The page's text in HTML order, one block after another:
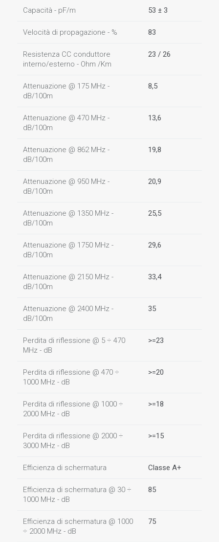
Capacità - pF/m 53 ± 3
Velocità di propagazione - % 83
Resistenza CC conduttore
interno/esterno - Ohm /Km
23 / 26
Attenuazione @ 175 MHz -
dB/100m
8,5
Attenuazione @ 470 MHz -
dB/100m
13,6
Attenuazione @ 862 MHz -
dB/100m
19,8
Attenuazione @ 950 MHz -
dB/100m
20,9
Attenuazione @ 1350 MHz -
dB/100m
25,5
Attenuazione @ 1750 MHz -
dB/100m
29,6
Attenuazione @ 2150 MHz -
dB/100m
33,4
Attenuazione @ 2400 MHz -
dB/100m
35
Perdita di riflessione @ 5 ÷ 470
MHz - dB
>=23
Perdita di riflessione @ 470 ÷
1000 MHz - dB
>=20
Perdita di riflessione @ 1000 ÷
2000 MHz - dB
>=18
Perdita di riflessione @ 2000 ÷
3000 MHz - dB
>=15
Efficienza di schermatura Classe A+
Efficienza di schermatura @ 30 ÷
1000 MHz - dB
85
Efficienza di schermatura @ 1000
÷ 2000 MHz - dB
75